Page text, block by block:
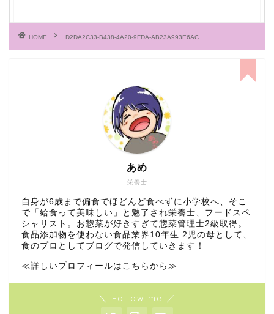
HOME D2DA2C33-B438-4A20-9FDA-AB23A993E6AC
栄養士
あめ
自身が6歳まで偏食でほどんど食べずに小学校へ、そこ
で「給食って美味しい」と魅了され栄養士、フードスペ
シャリスト。お惣菜が好きすぎて惣菜管理士2級取得。
食品添加物を使わない食品業界10年生 2児の母として、
食のプロとしてブログで発信していきます！
≪詳しいプロフィールはこちらから≫
＼ Follow me ／